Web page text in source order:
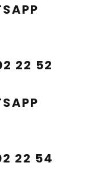
22 52
22 54